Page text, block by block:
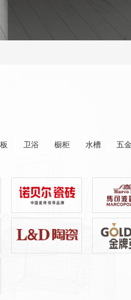
卫浴 橱柜 水槽 五金